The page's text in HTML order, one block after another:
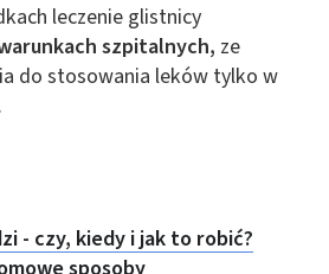
leczenie glistnicy
szpitalnych, ze
do stosowania leków tylko w
- czy, kiedy i jak to robić?